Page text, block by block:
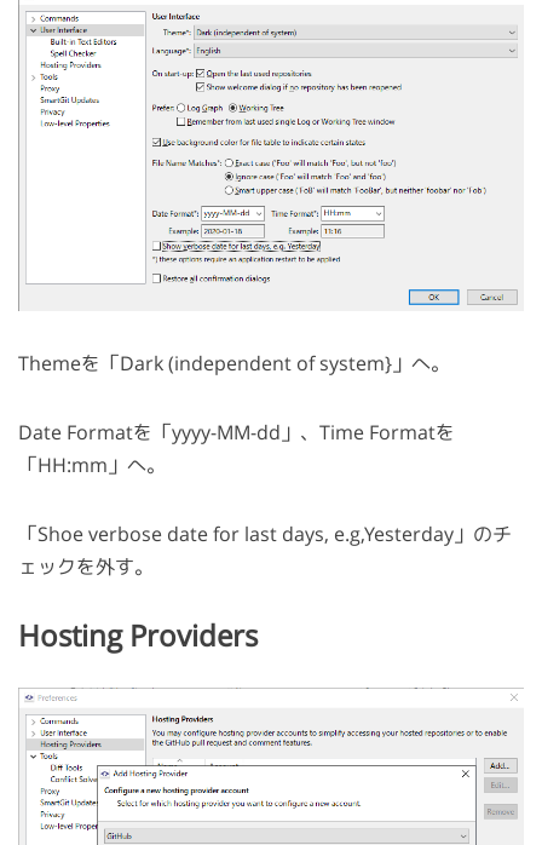
Themeを「Dark (independent of system}」へ。
Date Formatを「yyyy-MM-dd」、Time Formatを
「HH:mm」へ。
「Shoe verbose date for last days, e.g,Yesterday」のチ
ェックを外す。
Hosting Providers